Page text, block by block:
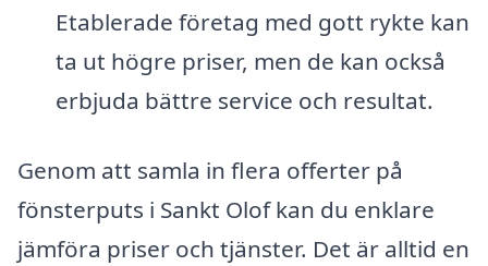
Etablerade företag med gott rykte kan
ta ut högre priser, men de kan också
erbjuda bättre service och resultat.
Genom att samla in flera offerter på
fönsterputs i Sankt Olof kan du enklare
jämföra priser och tjänster. Det är alltid en